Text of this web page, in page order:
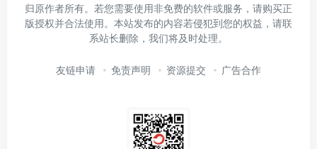
归原作者所有。若您需要使用非免费的软件或服务，请购买正
版授权并合法使用。本站发布的内容若侵犯到您的权益，请联
系站长删除，我们将及时处理。
友链申请 免责声明 资源提交 广告合作